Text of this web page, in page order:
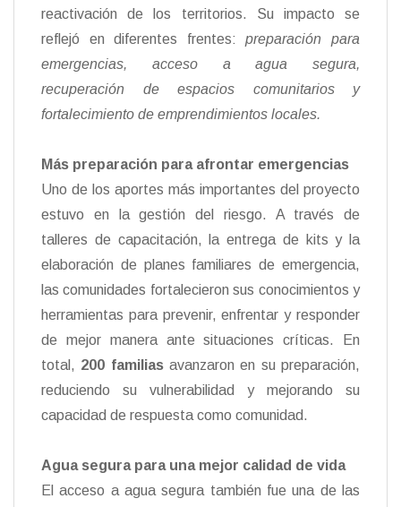
reactivación de los territorios. Su impacto se
reflejó en diferentes frentes:preparación para
emergencias, acceso a agua segura,
recuperación de espacios comunitarios y
fortalecimiento de emprendimientos locales.
Más preparación para afrontar emergencias
Uno de los aportes más importantes del proyecto
estuvo en la gestión del riesgo. A través de
talleres de capacitación, la entrega de kits y la
elaboración de planes familiares de emergencia,
las comunidades fortalecieron sus conocimientos y
herramientas para prevenir, enfrentar y responder
de mejor manera ante situaciones críticas. En
total, 200 familiasavanzaron en su preparación,
reduciendo su vulnerabilidad y mejorando su
capacidad de respuesta como comunidad.
Agua segura para una mejor calidad de vida
El acceso a agua segura también fue una de las